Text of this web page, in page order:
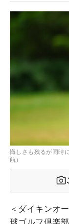
悔しさも残るが同時
航）
＜ダイキン
球ゴルフ倶楽